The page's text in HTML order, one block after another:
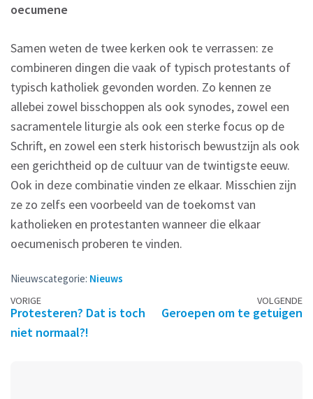
oecumene
Samen weten de twee kerken ook te verrassen: ze
combineren dingen die vaak of typisch protestants of
typisch katholiek gevonden worden. Zo kennen ze
allebei zowel bisschoppen als ook synodes, zowel een
sacramentele liturgie als ook een sterke focus op de
Schrift, en zowel een sterk historisch bewustzijn als ook
een gerichtheid op de cultuur van de twintigste eeuw.
Ook in deze combinatie vinden ze elkaar. Misschien zijn
ze zo zelfs een voorbeeld van de toekomst van
katholieken en protestanten wanneer die elkaar
oecumenisch proberen te vinden.
Nieuwscategorie: Nieuws
Berichtennavigatie
VORIGE
Protesteren? Dat is toch
niet normaal?!
VOLGENDE
Geroepen om te getuigen